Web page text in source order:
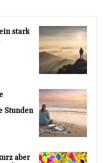
stark
Stunden
aber